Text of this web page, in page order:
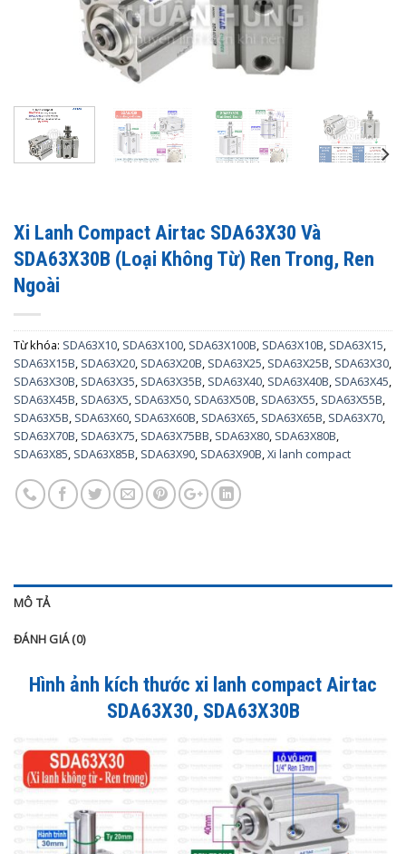
Xi Lanh Compact Airtac SDA63X30 Và
SDA63X30B (Loại Không Từ) Ren Trong, Ren
Ngoài
Từ khóa: SDA63X10, SDA63X100, SDA63X100B, SDA63X10B, SDA63X15,
SDA63X15B, SDA63X20, SDA63X20B, SDA63X25, SDA63X25B, SDA63X30,
SDA63X30B, SDA63X35, SDA63X35B, SDA63X40, SDA63X40B, SDA63X45,
SDA63X45B, SDA63X5, SDA63X50, SDA63X50B, SDA63X55, SDA63X55B,
SDA63X5B, SDA63X60, SDA63X60B, SDA63X65, SDA63X65B, SDA63X70,
SDA63X70B, SDA63X75, SDA63X75BB, SDA63X80, SDA63X80B,
SDA63X85, SDA63X85B, SDA63X90, SDA63X90B,Xi lanh compact
MÔ TẢ
ĐÁNH GIÁ (0)
Hình ảnh kích thước xi lanh compact Airtac
SDA63X30, SDA63X30B